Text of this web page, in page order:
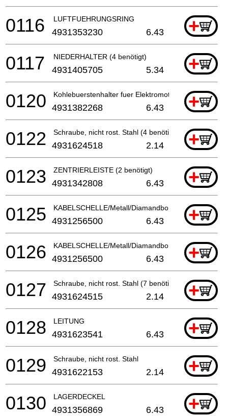
LUFTFUEHRUNGSRING +
0116 4931353230 6.43
NIEDERHALTER (4 benötigt) +
0117 4931405705 5.34
Kohlebuerstenhalter fuer Elektromotor (2 benötigt)
+
0120 4931382268 6.43
Schraube, nicht rost. Stahl (4 benötigt) +
0122 4931624518 2.14
ZENTRIERLEISTE (2 benötigt) +
0123 4931342808 6.43
KABELSCHELLE/Metall/Diamandbohrmaschine
+
0125 4931256500 6.43
KABELSCHELLE/Metall/Diamandbohrmaschine
+
0126 4931256500 6.43
Schraube, nicht rost. Stahl (7 benötigt) +
0127 4931624515 2.14
LEITUNG +
0128 4931623541 6.43
Schraube, nicht rost. Stahl +
0129 4931622153 2.14
LAGERDECKEL +
0130 4931356869 6.43